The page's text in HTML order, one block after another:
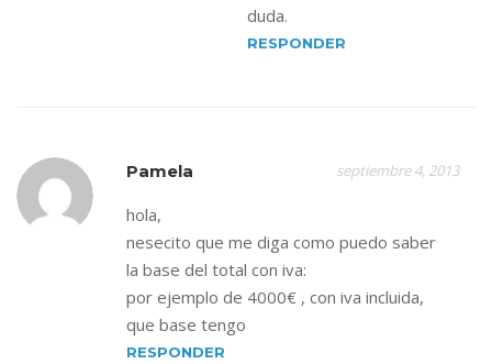
duda.
RESPONDER
Pamela septiembre 4, 2013
hola,
nesecito que me diga como puedo saber
la base del total con iva:
por ejemplo de 4000€ , con iva incluida,
que base tengo
RESPONDER